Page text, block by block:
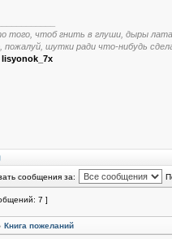
того, чтоб гнить в глуши, дыры
пожалуй, шутки ради что-нибудь
lisyonok_7x
сообщения за:
7 ]
Книга пожеланий